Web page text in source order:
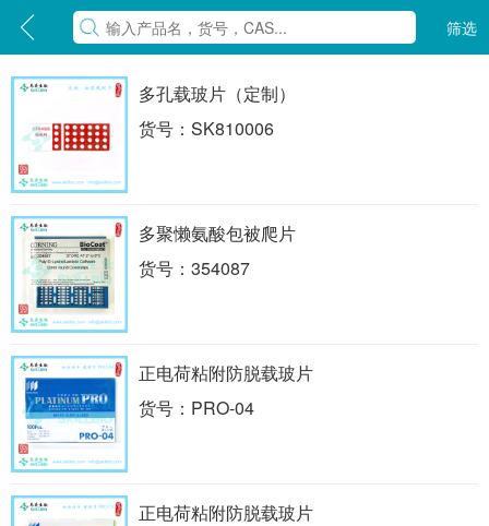
筛选
多孔载玻片（定制）
货号：SK810006
多聚懒氨酸包被爬片
货号：354087
正电荷粘附防脱载玻片
货号：PRO-04
正电荷粘附防脱载玻片